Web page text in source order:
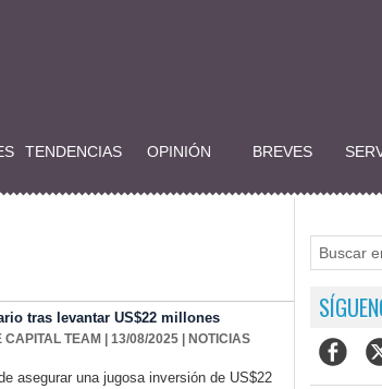
TENDENCIAS OPINIÓN BREVES
tras levantar US$22 millones
CAPITAL TEAM | 13/08/2025
NOTICIAS
asegurar una jugosa inversión de US$22